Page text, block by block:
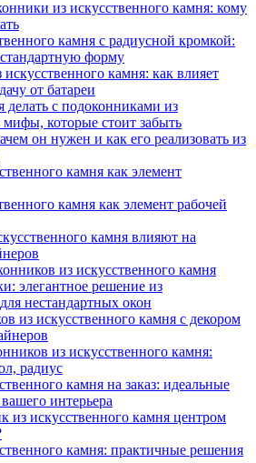
из искусственного камня: кому
камня с радиусной кромкой:
форму
камня: как влияет
от батареи
делать с подоконниками из
мифы, которые стоит забыть
он нужен и как его реализовать из
камня как элемент
камня как элемент рабочей
камня влияют на
из искусственного камня
элегантное решение из
нестандартных окон
из искусственного камня с декором
из искусственного камня:
радиус
камня на заказ: идеальные
интерьера
из искусственного камня центром
камня: практичные решения